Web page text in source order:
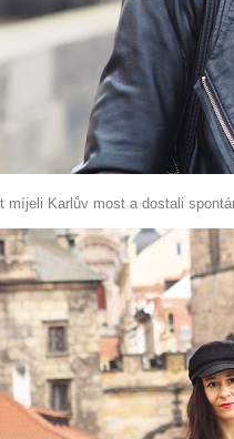
míjeli Karlův most a dostali